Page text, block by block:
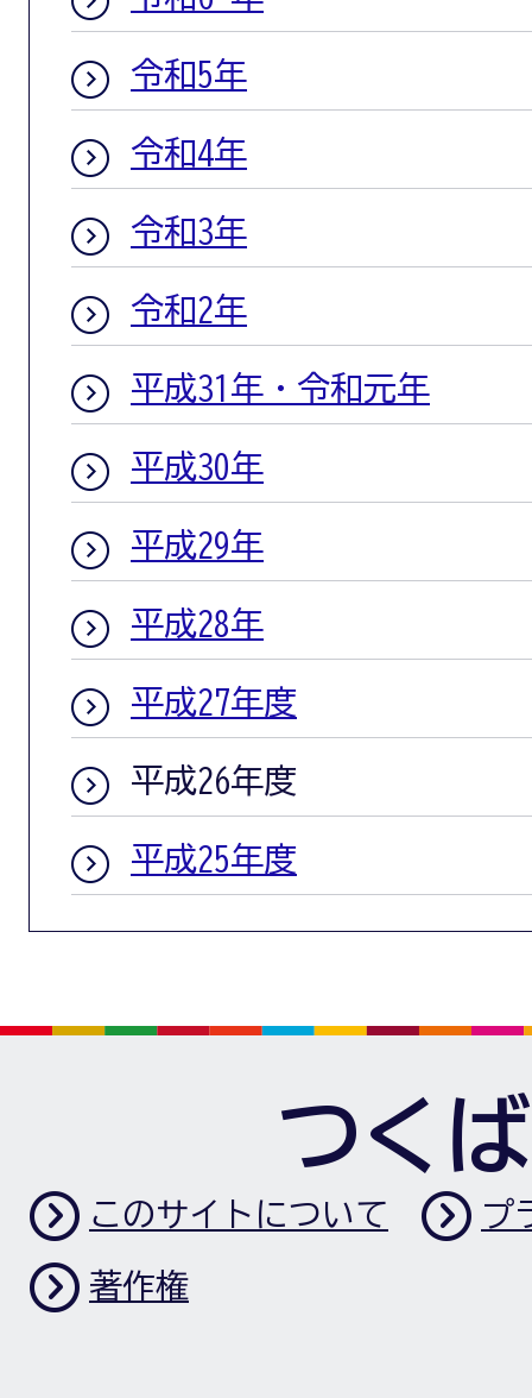
令和5年
令和4年
令和3年
令和2年
平成31年・令和元年
平成30年
平成29年
平成28年
平成27年度
平成26年度
平成25年度
つく
このサイトについて プ
著作権